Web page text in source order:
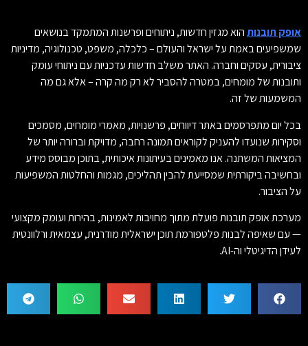
אופק תובנותהוא מגזין חדשות, ניתוחים ופרשנות המתמקד בנושאים
שמשפיעים באמת על ישראל והעולם – כלכלה, משפט, טכנולוגיה, מדיניות
ציבורית, עסקים וחברה. האתר משלב חדשות עדכניות עם ניתוחי עומק
ותובנות של מומחים, במטרה להסביר לא רק מה קרה – אלא גם מה
המשמעות של זה.
בכל יום מתפרסמים באתר דיווחים, פרשנויות, מאמרי מומחים, מסמכים
וסקירות שנועדו להעניק לקוראים תמונה רחבה, מדויקת וברורה יותר של
המציאות המשתנה. אנו מאמינים בעיתונות איכותית, בתוכן מבוסס מידע
ובחשיבה ביקורתית שמסייעת להבין תהליכים, מגמות והחלטות המשפיעות
על הציבור.
מערכת אופק תובנות פועלת מתוך מחויבות לאמינות, בהירות ועומק מקצועי
— עם שאיפה לבנות פלטפורמת תוכן ישראלית מודרנית, עצמאית ורלוונטית
לעידן הדיגיטלי וה-AI.